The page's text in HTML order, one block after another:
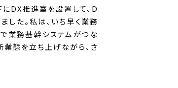
DX推進室を設置して、D
した。私は、いち早く業務
業務基幹システムがつな
業態を立ち上げながら、さ